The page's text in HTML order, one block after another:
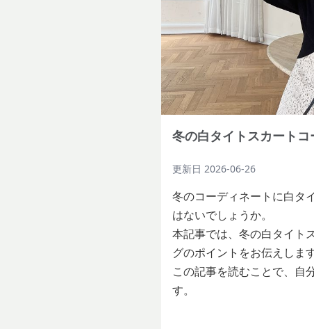
冬の白タイトスカート
更新日 2026-06-26
冬のコーディネートに白タ
はないでしょうか。
本記事では、冬の白タイト
グのポイントをお伝えします
この記事を読むことで、自
す。